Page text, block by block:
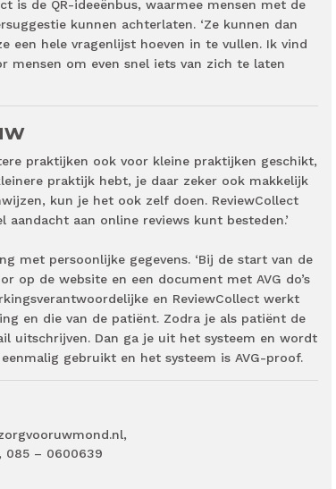
is de QR-ideeënbus, waarmee mensen met de
kunnen achterlaten. ‘Ze kunnen dan
een hele vragenlijst hoeven in te vullen. Ik vind
mensen om even snel iets van zich te laten
praktijken ook voor kleine praktijken geschikt,
praktijk hebt, je daar zeker ook makkelijk
kun je het ook zelf doen. ReviewCollect
aan online reviews kunt besteden.’
met persoonlijke gegevens. ‘Bij de start van de
op de website en een document met AVG do’s
en ReviewCollect werkt
en die van de patiënt. Zodra je als patiënt de
uitschrijven. Dan ga je uit het systeem en wordt
gebruikt en het systeem is AVG-proof.
085 – 0600639